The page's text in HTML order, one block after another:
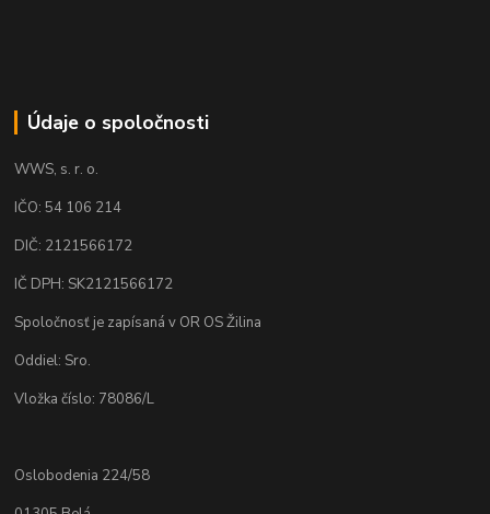
Údaje o spoločnosti
WWS, s. r. o.
IČO: 54 106 214
DIČ: 2121566172
IČ DPH: SK2121566172
Spoločnosť je zapísaná v OR OS Žilina
Oddiel: Sro.
Vložka číslo: 78086/L
Oslobodenia 224/58